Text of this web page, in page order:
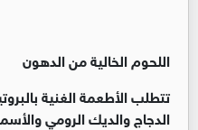
اللحوم الخالية من الدهون
تتطلب الأطعمة الغنية
الدجاج والديك الرومي